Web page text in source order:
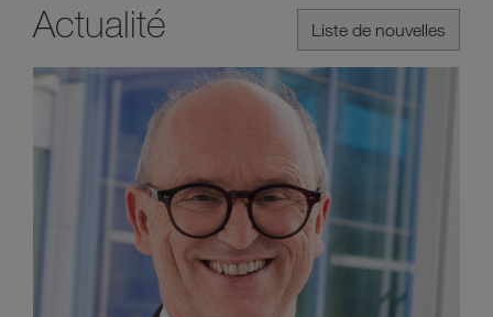
Liste de nouvelles
Actualité